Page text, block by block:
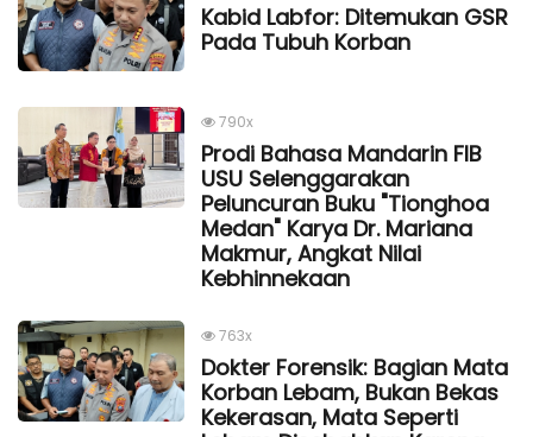
Kabid Labfor: Ditemukan GSR
Pada Tubuh Korban
790x
Prodi Bahasa Mandarin FIB
USU Selenggarakan
Peluncuran Buku "Tionghoa
Medan" Karya Dr. Mariana
Makmur, Angkat Nilai
Kebhinnekaan
763x
Dokter Forensik: Bagian Mata
Korban Lebam, Bukan Bekas
Kekerasan, Mata Seperti